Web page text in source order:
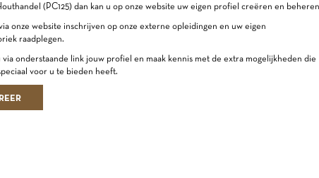
(PC125) dan kan u op onze website uw eigen profiel creëren en
onze website inschrijven op onze externe opleidingen en uw eigen
raadplegen.
onderstaande link jouw profiel en maak kennis met de extra mogelijkheden die
voor u te bieden heeft.